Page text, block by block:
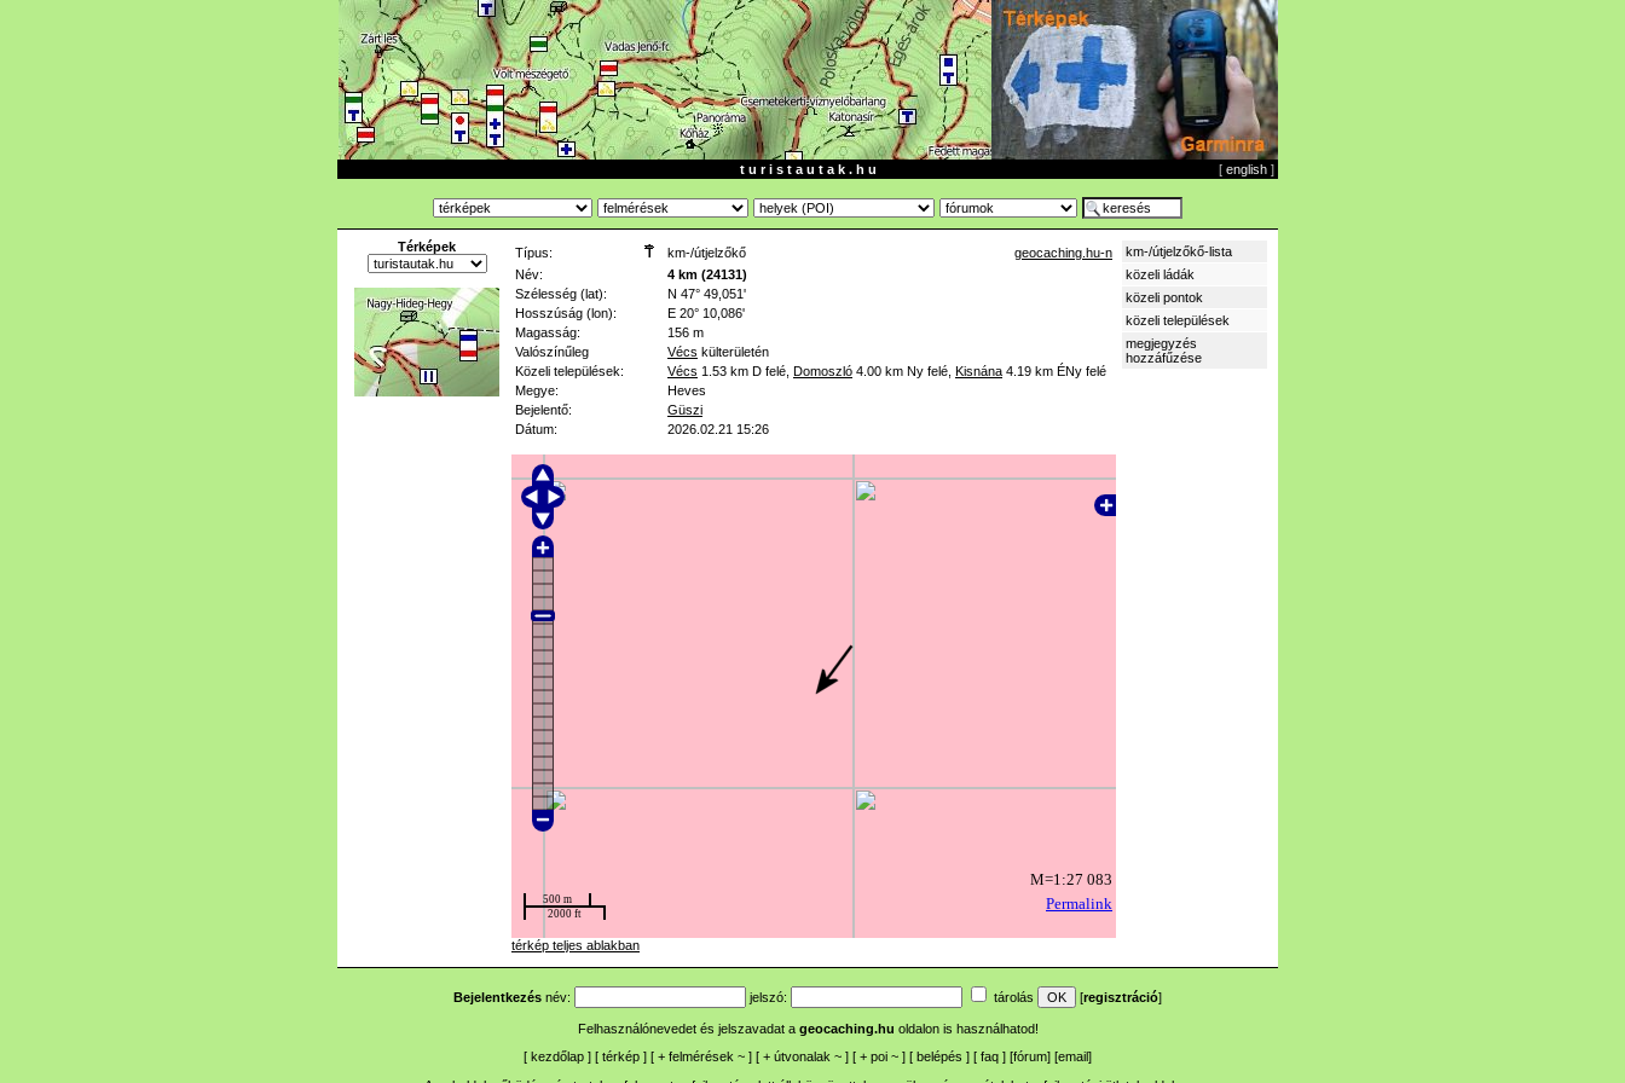
t u r i s t a u t a k . h u [ english ]
Térképek Típus: km-/útjelzőkő
geocaching.hu-n
Név:
4 km (24131)
Szélesség (lat):
N 47° 49,051'
Hosszúság (lon):
E 20° 10,086'
Magasság:
156 m
Valószínűleg
Vécs külterületén
Közeli települések:
Vécs 1.53 km D felé Domoszló 4.00 km Ny felé Kisnána 4.19 km ÉNy felé
Megye:
Heves
Bejelentő:
Güszi
Dátum:
2026.02.21 15:26
térkép teljes ablakban
km-/útjelzőkő-lista
közeli ládák
közeli pontok
közeli települések
megjegyzés
hozzáfűzése
Bejelentkezés név: jelszó: tárolás [regisztráció]
Felhasználónevedet és jelszavadat a geocaching.hu oldalon is használhatod!
[ kezdőlap ] [ térkép ] [ + felmérések ~ ] [ + útvonalak ~ ] [ + poi ~ ] [ belépés ] [ faq ] [fórum] [email]